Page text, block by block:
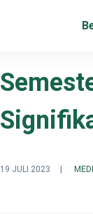
19 JULI 2023